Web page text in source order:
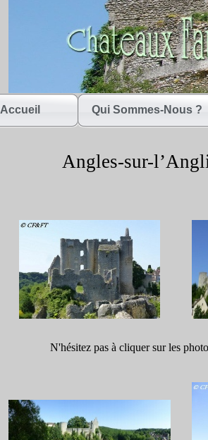
Accueil Qui Sommes-Nous ?
Angles-sur-
N'hésitez pas à cliquer sur les